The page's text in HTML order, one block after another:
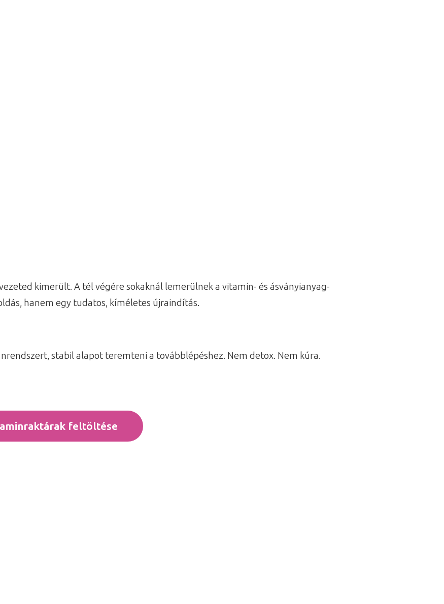
kimerült. A tél végére sokaknál lemerülnek a vitamin- és ásványianyag-
hanem egy tudatos, kíméletes újraindítás.
stabil alapot teremteni a továbblépéshez. Nem detox. Nem kúra.
feltöltése